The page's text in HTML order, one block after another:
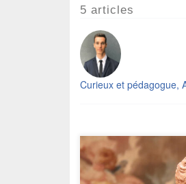
5 articles
Curieux et pédagogue,
En quête de revenus
vous intéressez de